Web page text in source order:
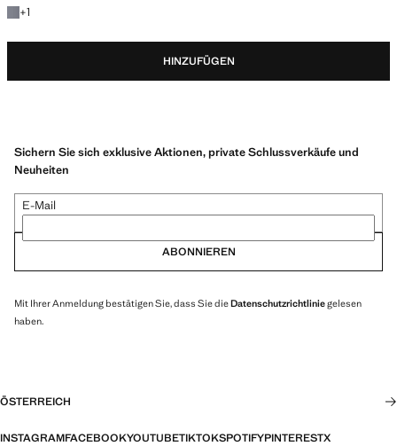
+1
+ 1 Farbe
HINZUFÜGEN
Sichern Sie sich exklusive Aktionen, private Schlussverkäufe und
Neuheiten
E-Mail
ABONNIEREN
Mit Ihrer Anmeldung bestätigen Sie, dass Sie dieDatenschutzrichtliniegelesen
haben.
ÖSTERREICH
INSTAGRAMFACEBOOKYOUTUBETIKTOKSPOTIFYPINTERESTX